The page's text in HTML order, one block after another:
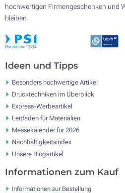
hochwertigen Firmengeschenken und
bleiben.
Ideen und Tipps
Besonders hochwertige Artikel
Drucktechniken im Überblick
Express-Werbeartikel
Leitfaden für Materialien
Messekalender für 2026
Nachhaltigkeitsindex
Unsere Blogartikel
Informationen zum Kauf
Informationen zur Bestellung